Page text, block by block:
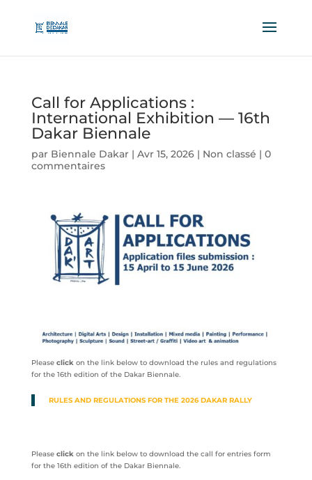
Call for Applications :
International Exhibition — 16th
Dakar Biennale
par Biennale Dakar| Avr 15, 2026| Non classé | 0
commentaires
Please clickon the link below to download the rules and regulations
for the 16th edition of the Dakar Biennale.
RULES AND REGULATIONS FOR THE 2026 DAKAR RALLY
Please clickon the link below to download the call for entries form
for the 16th edition of the Dakar Biennale.